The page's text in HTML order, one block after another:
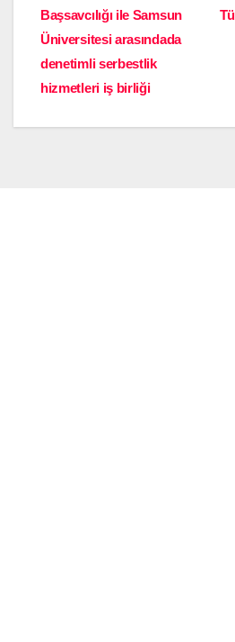
Başsavcılığı ile Samsun
Üniversitesi arasındada
denetimli serbestlik
hizmetleri iş birliği